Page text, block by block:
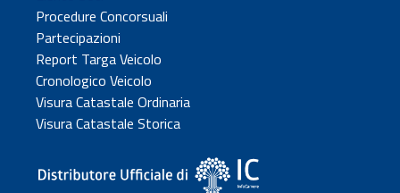
Procedure Concorsuali
Partecipazioni
Report Targa Veicolo
Cronologico Veicolo
Visura Catastale Ordinaria
Visura Catastale Storica